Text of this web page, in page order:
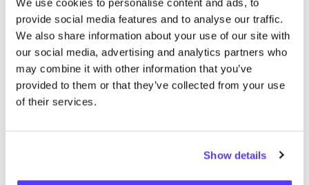
We use cookies to personalise content and ads, to
provide social media features and to analyse our traffic.
We also share information about your use of our site with
our social media, advertising and analytics partners who
may combine it with other information that you’ve
provided to them or that they’ve collected from your use
of their services.
Show details
No encontramos ningún resultado para tus
criterios de búsqueda.